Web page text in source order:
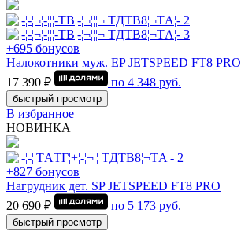
+695 бонусов
Налокотники муж. EP JETSPEED FT8 PRO
17 390 ₽
по 4 348 руб.
быстрый просмотр
В избранное
НОВИНКА
+827 бонусов
Нагрудник дет. SP JETSPEED FT8 PRO
20 690 ₽
по 5 173 руб.
быстрый просмотр